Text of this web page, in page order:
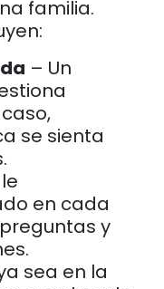
familia.
– Un
se sienta
en cada
y
sea en la